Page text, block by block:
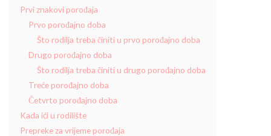
Prvi znakovi porođaja
Prvo porođajno doba
Što rodilja treba činiti u prvo porođajno doba
Drugo porođajno doba
Što rodilja treba činiti u drugo porođajno doba
Treće porođajno doba
Četvrto porođajno doba
Kada ići u rodilište
Prepreke za vrijeme porođaja